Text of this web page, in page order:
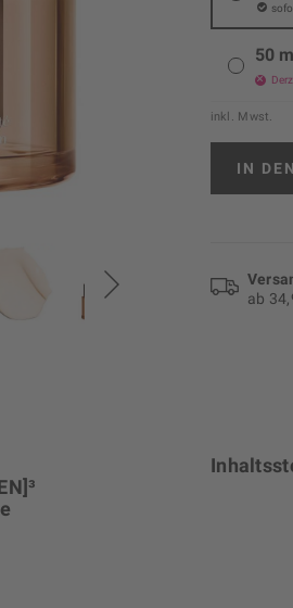
50
inkl. Mwst.
IN DEN
ab